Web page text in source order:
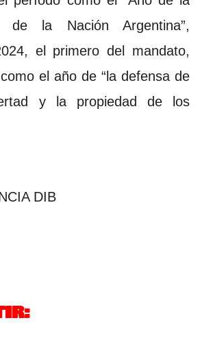
de la Nación Argentina”,
el primero del mandato,
el año de “la defensa de
y la propiedad de los
DIB